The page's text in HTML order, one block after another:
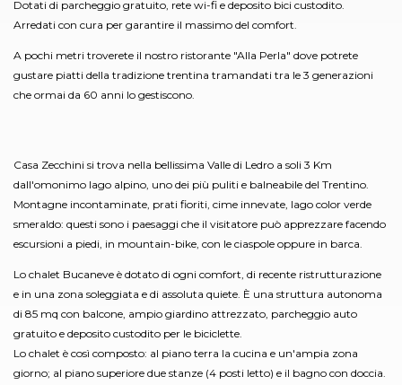
Dotati di parcheggio gratuito, rete wi-fi e deposito bici custodito.
Arredati con cura per garantire il massimo del comfort.
A pochi metri troverete il nostro ristorante "Alla Perla" dove potrete
gustare piatti della tradizione trentina tramandati tra le 3 generazioni
che ormai da 60 anni lo gestiscono.
Casa Zecchini si trova nella bellissima Valle di Ledro a soli 3 Km
dall'omonimo lago alpino, uno dei più puliti e balneabile del Trentino.
Montagne incontaminate, prati fioriti, cime innevate, lago color verde
smeraldo: questi sono i paesaggi che il visitatore può apprezzare facendo
escursioni a piedi, in mountain-bike, con le ciaspole oppure in barca.
Lo chalet Bucaneve è dotato di ogni comfort, di recente ristrutturazione
e in una zona soleggiata e di assoluta quiete. È una struttura autonoma
di 85 mq con balcone, ampio giardino attrezzato, parcheggio auto
gratuito e deposito custodito per le biciclette.
Lo chalet è così composto: al piano terra la cucina e un'ampia zona
giorno; al piano superiore due stanze (4 posti letto) e il bagno con doccia.